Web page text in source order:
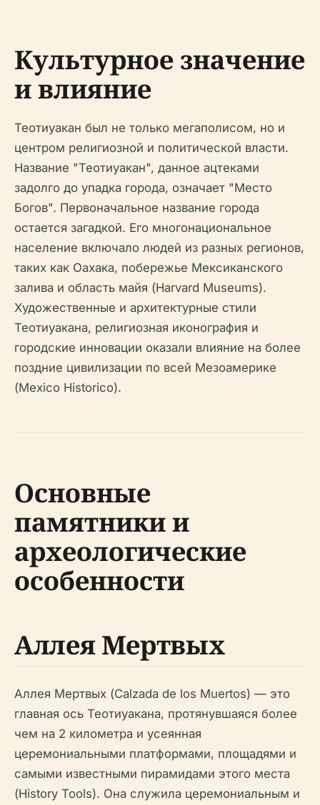
Культурное значение
и влияние
Теотиуакан был не только мегаполисом, но и
центром религиозной и политической власти.
Название "Теотиуакан", данное ацтеками
задолго до упадка города, означает "Место
Богов". Первоначальное название города
остается загадкой. Его многонациональное
население включало людей из разных регионов,
таких как Оахака, побережье Мексиканского
залива и область майя (Harvard Museums).
Художественные и архитектурные стили
Теотиуакана, религиозная иконография и
городские инновации оказали влияние на более
поздние цивилизации по всей Мезоамерике
(Mexico Historico).
Основные
памятники и
археологические
особенности
Аллея Мертвых
Аллея Мертвых (Calzada de los Muertos) — это
главная ось Теотиуакана, протянувшаяся более
чем на 2 километра и усеянная
церемониальными платформами, площадями и
самыми известными пирамидами этого места
(History Tools). Она служила церемониальным и